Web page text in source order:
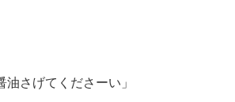
油さげてくださーい」